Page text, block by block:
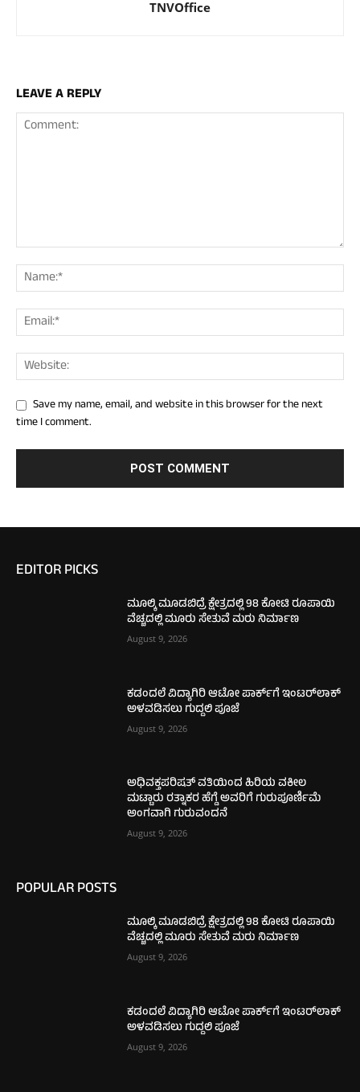
TNVOffice
LEAVE A REPLY
Save my name, email, and website in this browser for the next
time I comment.
EDITOR PICKS
ಮೂಲ್ಕಿ ಮೂಡಬಿದ್ರೆ ಕ್ಷೇತ್ರದಲ್ಲಿ 98 ಕೋಟಿ ರೂಪಾಯಿ
ವೆಚ್ಚದಲ್ಲಿ ಮೂರು ಸೇತುವೆ ಮರು ನಿರ್ಮಾಣ
August 9, 2026
ಕಡಂದಲೆ ವಿದ್ಯಾಗಿರಿ ಆಟೋ ಪಾರ್ಕ್‌ಗೆ ಇಂಟರ್‌ಲಾಕ್
ಅಳವಡಿಸಲು ಗುದ್ದಲಿ ಪೂಜೆ
August 9, 2026
ಅಧಿವಕ್ತಪರಿಷತ್ ವತಿಯಿಂದ ಹಿರಿಯ ವಕೀಲ
ಮಟ್ಟಾರು ರತ್ನಾಕರ ಹೆಗ್ಡೆ ಅವರಿಗೆ ಗುರುಪೂರ್ಣಿಮೆ
ಅಂಗವಾಗಿ ಗುರುವಂದನೆ
August 9, 2026
POPULAR POSTS
ಮೂಲ್ಕಿ ಮೂಡಬಿದ್ರೆ ಕ್ಷೇತ್ರದಲ್ಲಿ 98 ಕೋಟಿ ರೂಪಾಯಿ
ವೆಚ್ಚದಲ್ಲಿ ಮೂರು ಸೇತುವೆ ಮರು ನಿರ್ಮಾಣ
August 9, 2026
ಕಡಂದಲೆ ವಿದ್ಯಾಗಿರಿ ಆಟೋ ಪಾರ್ಕ್‌ಗೆ ಇಂಟರ್‌ಲಾಕ್
ಅಳವಡಿಸಲು ಗುದ್ದಲಿ ಪೂಜೆ
August 9, 2026